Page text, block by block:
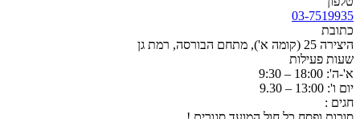
03-7519935
כתובת
היצירה 25 (קומה א'), מתחם הבורסה, רמת גן
שעות פעילות
א'-ה': 18:00 – 9:30
יום ו': 13:00 – 9.30
חגים :